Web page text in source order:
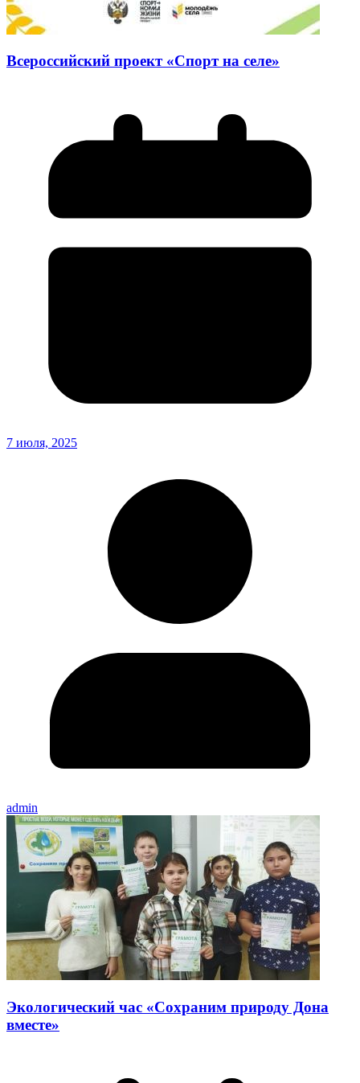
Всероссийский проект «Спорт на селе»
7 июля, 2025
admin
Экологический час «Сохраним природу Дона
вместе»